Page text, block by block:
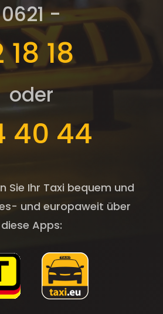
0621 -
18 18
oder
40 44
Sie Ihr Taxi bequem und
und europaweit über
diese Apps: